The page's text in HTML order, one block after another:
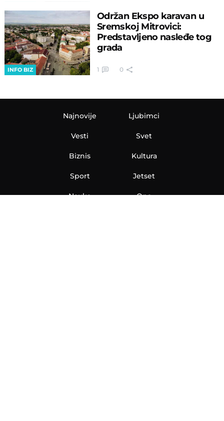
INFO BIZ
Održan Ekspo karavan u
Sremskoj Mitrovici:
Predstavljeno nasleđe tog
grada
1 0
Najnovije
Vesti
Biznis
Sport
Nauka
Ljubimci
Svet
Kultura
Jetset
Ona